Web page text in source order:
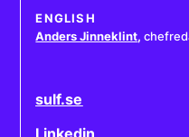
ENGLISH
Anders Jinneklint,
sulf.se